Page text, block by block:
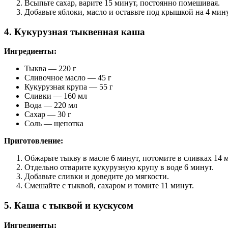
Всыпьте сахар, варите 15 минут, постоянно помешивая.
Добавьте яблоки, масло и оставьте под крышкой на 4
4. Кукурузная тыквенная каша
Ингредиенты:
Тыква — 220 г
Сливочное масло — 45 г
Кукурузная крупа — 55 г
Сливки — 160 мл
Вода — 220 мл
Сахар — 30 г
Соль — щепотка
Приготовление:
Обжарьте тыкву в масле 6 минут, потомите в сливках 14
Отдельно отварите кукурузную крупу в воде 6 минут.
Добавьте сливки и доведите до мягкости.
Смешайте с тыквой, сахаром и томите 11 минут.
5. Каша с тыквой и кускусом
Ингредиенты: